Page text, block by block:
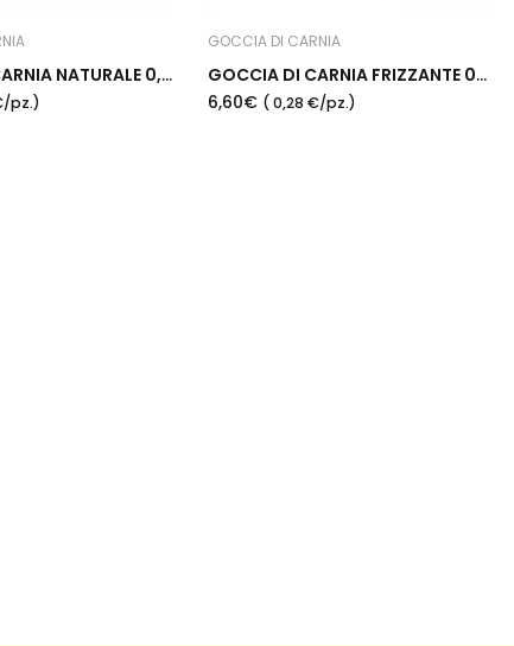
GOCCIA DI CARNIA NATURALE 0,5 L - Plastica
pz.)
GOCCIA DI CARNIA
GOCCIA DI CARNIA FRIZZANTE 0,5 L - Plastica
6,60€ ( 0,28 €/pz.)